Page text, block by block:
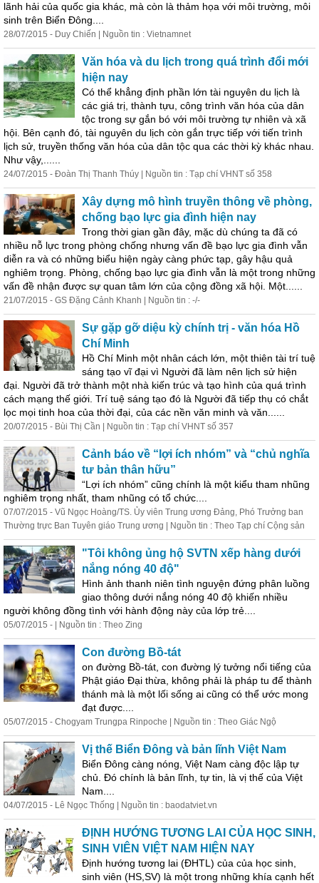
lãnh hải của quốc gia khác, mà còn là thảm họa với môi trường, môi
sinh trên Biển Đông....
28/07/2015 - Duy Chiến | Nguồn tin : Vietnamnet
Văn hóa và du lịch trong quá trình đổi mới
hiện nay
Có thể khẳng định phần lớn tài nguyên du lịch là
các giá trị, thành tựu, công trình văn hóa của dân
tộc trong sự gắn bó với môi trường tự nhiên và xã
hội. Bên cạnh đó, tài nguyên du lịch còn gắn trực tiếp với tiến trình
lịch sử, truyền thống văn hóa của dân tộc qua các thời kỳ khác nhau.
Như vậy,......
24/07/2015 - Đoàn Thị Thanh Thúy | Nguồn tin : Tạp chí VHNT số 358
Xây dựng mô hình truyền thông về phòng,
chống bạo lực gia đình hiện nay
Trong thời gian gần đây, mặc dù chúng ta đã có
nhiều nỗ lực trong phòng chống nhưng vấn đề bạo lực gia đình vẫn
diễn ra và có những biểu hiện ngày càng phức tạp, gây hậu quả
nghiêm trọng. Phòng, chống bạo lực gia đình vẫn là một trong những
vấn đề nhận được sự quan tâm lớn của cộng đồng xã hội. Một......
21/07/2015 - GS Đặng Cảnh Khanh | Nguồn tin : -/-
Sự gặp gỡ diệu kỳ chính trị - văn hóa Hồ
Chí Minh
Hồ Chí Minh một nhân cách lớn, một thiên tài trí tuệ
sáng tạo vĩ đại vì Người đã làm nên lịch sử hiện
đại. Người đã trở thành một nhà kiến trúc và tạo hình của quá trình
cách mạng thế giới. Trí tuệ sáng tạo đó là Người đã tiếp thụ có chắt
lọc mọi tinh hoa của thời đại, của các nền văn minh và văn......
20/07/2015 - Bùi Thị Cần | Nguồn tin : Tạp chí VHNT số 357
Cảnh báo về “lợi ích nhóm” và “chủ nghĩa
tư bản thân hữu”
“Lợi ích nhóm” cũng chính là một kiểu tham nhũng
nghiêm trọng nhất, tham nhũng có tổ chức....
07/07/2015 - Vũ Ngọc Hoàng/TS. Ủy viên Trung ương Đảng, Phó Trưởng ban
Thường trực Ban Tuyên giáo Trung ương | Nguồn tin : Theo Tạp chí Cộng sản
"Tôi không ủng hộ SVTN xếp hàng dưới
nắng nóng 40 độ"
Hình ảnh thanh niên tình nguyện đứng phân luồng
giao thông dưới nắng nóng 40 độ khiến nhiều
người không đồng tình với hành động này của lớp trẻ....
05/07/2015 - | Nguồn tin : Theo Zing
Con đường Bồ-tát
on đường Bồ-tát, con đường lý tưởng nổi tiếng của
Phật giáo Đại thừa, không phải là pháp tu để thành
thánh mà là một lối sống ai cũng có thể ước mong
đạt được....
05/07/2015 - Chogyam Trungpa Rinpoche | Nguồn tin : Theo Giác Ngộ
Vị thế Biển Đông và bản lĩnh Việt Nam
Biển Đông càng nóng, Việt Nam càng độc lập tự
chủ. Đó chính là bản lĩnh, tự tin, là vị thế của Việt
Nam....
04/07/2015 - Lê Ngọc Thống | Nguồn tin : baodatviet.vn
ĐỊNH HƯỚNG TƯƠNG LAI CỦA HỌC SINH,
SINH VIÊN VIỆT NAM HIỆN NAY
Định hướng tương lai (ĐHTL) của của học sinh,
sinh viên (HS,SV) là một trong những khía cạnh hết